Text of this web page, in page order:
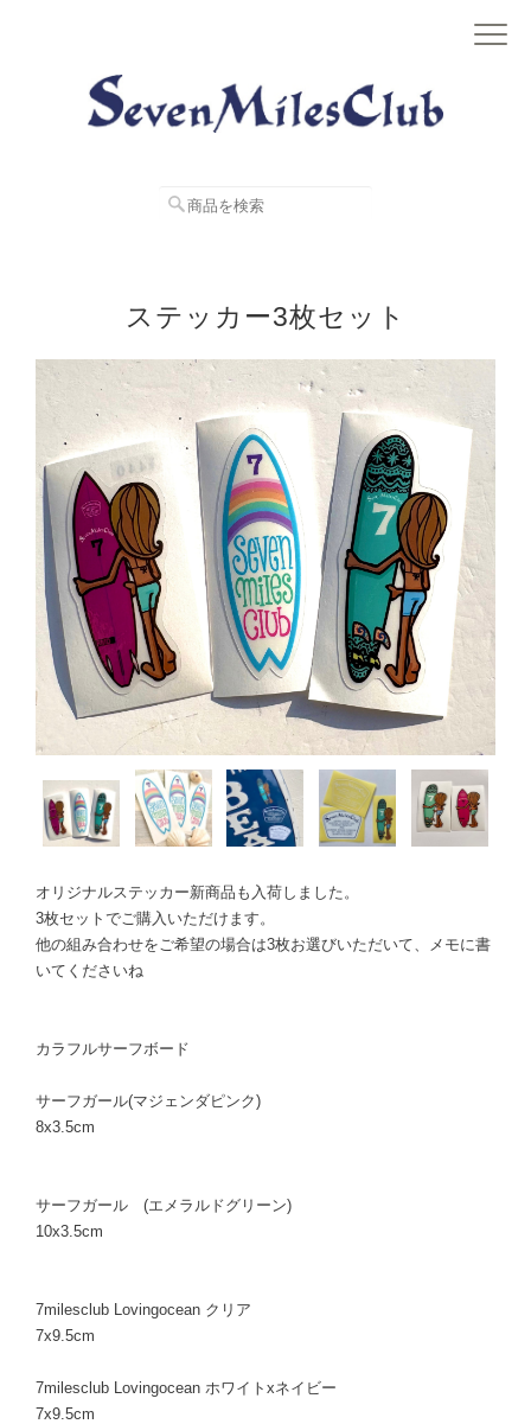
ステッカー3枚セット
オリジナルステッカー新商品も入荷しました。
3枚セットでご購入いただけます。
他の組み合わせをご希望の場合は3枚お選びいただいて、メモに書
いてくださいね
カラフルサーフボード
サーフガール(マジェンダピンク)
8x3.5cm
サーフガール (エメラルドグリーン)
10x3.5cm
7milesclub Lovingocean クリア
7x9.5cm
7milesclub Lovingocean ホワイトxネイビー
7x9.5cm